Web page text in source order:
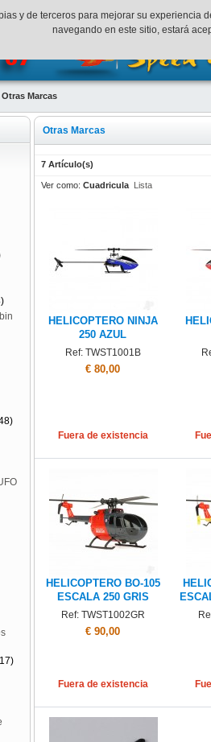
Mi cuenta Finalizar
Otras Marcas
Otras Marcas
7 Artículo(s)
Ver como: Cuadricula Lista
HELICOPTERO NINJA
250 AZUL
Ref: TWST1001B
€ 80,00
Fuera de existencia
HELICOPTERO BO-105
ESCALA 250 GRIS
Ref: TWST1002GR
€ 90,00
Fuera de existencia
y de terceros para mejorar su
navegando en este sitio, estará